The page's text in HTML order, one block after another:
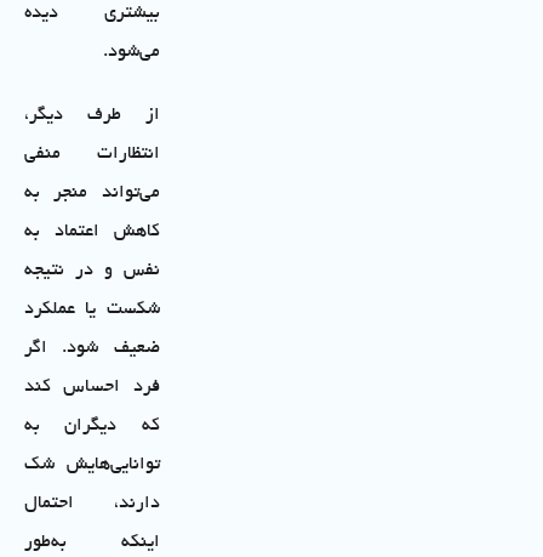
بیشتری دیده
می‌شود.
از طرف دیگر،
انتظارات منفی
می‌تواند منجر به
کاهش اعتماد به
نفس و در نتیجه
شکست یا عملکرد
ضعیف شود. اگر
فرد احساس کند
که دیگران به
توانایی‌هایش شک
دارند، احتمال
اینکه به‌طور